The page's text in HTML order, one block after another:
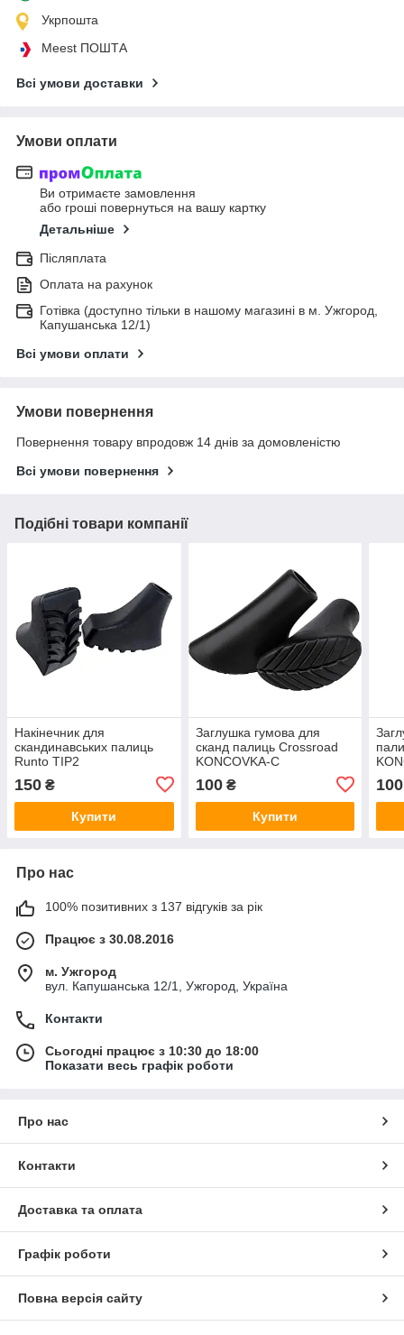
Укрпошта
Meest ПОШТА
Всі умови доставки
Умови оплати
Ви отримаєте замовлення
або гроші повернуться на вашу картку
Детальніше
Післяплата
Оплата на рахунок
Готівка (доступно тільки в нашому магазині в м. Ужгород,
Капушанська 12/1)
Всі умови оплати
Умови повернення
Повернення товару впродовж 14 днів за домовленістю
Всі умови повернення
Подібні товари компанії
Накінечник для
скандинавських палиць
Runto TIP2
150 ₴
Купити
Заглушка гумова для
сканд палиць Crossroad
KONCOVKA-C
100₴
Купити
100
Про нас
100% позитивних з 137 відгуків за рік
Працює з 30.08.2016
м. Ужгород
вул. Капушанська 12/1, Ужгород, Україна
Контакти
Сьогодні працює з 10:30 до 18:00
Показати весь графік роботи
Про нас
Контакти
Доставка та оплата
Графік роботи
Повна версія сайту